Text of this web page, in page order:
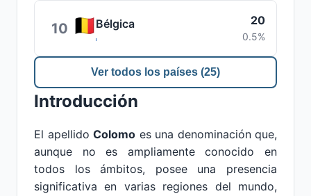
10 Bélgica 20
0.5%
Ver todos los países (25)
Introducción
El apellido Colomo es una denominación que,
aunque no es ampliamente conocido en
todos los ámbitos, posee una presencia
significativa en varias regiones del mundo,